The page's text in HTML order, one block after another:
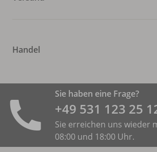
Handel
Sie haben eine Frage?
+49 531 ­123 25
Sie erreichen uns wieder
08:00 und 18:00 Uhr.